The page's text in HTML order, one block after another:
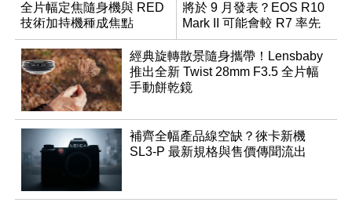
全片幅定焦隨身機與 RED
技術加持機種成焦點
將於 9 月發表？EOS R10
Mark II 可能會較 R7 率先
推出
經典旋轉散景隨身攜帶！Lensbaby
推出全新 Twist 28mm F3.5 全片幅
手動餅乾鏡
補齊全幅產品線空缺？徠卡新機
SL3-P 最新規格與售價傳聞流出